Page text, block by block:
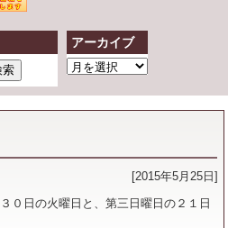
アーカイブ
ア
[2015年5月25日]
０日の火曜日と、第三日曜日の２１日